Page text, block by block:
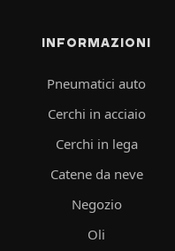
INFORMAZIONI
Pneumatici auto
Cerchi in acciaio
Cerchi in lega
Catene da neve
Negozio
Oli